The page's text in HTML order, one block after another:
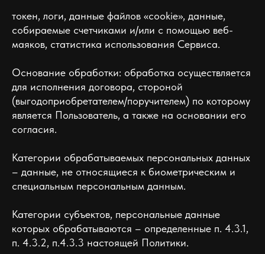
токен, логи, данные файлов «cookie», данные,
собираемые счетчиками и/или с помощью веб-
маяков, статистика использования Сервиса.
Основание обработки: обработка осуществляется
для исполнения договора, стороной
(выгодоприобретателем/поручителем) по которому
является Пользователь, а также на основании его
согласия.
Категории обрабатываемых персональных данных
– данные, не относящиеся к биометрическим и
специальным персональным данным.
Категории субъектов, персональные данные
которых обрабатываются – определенные п. 4.3.1,
п. 4.3.2, п.4.3.3 настоящей Политики.